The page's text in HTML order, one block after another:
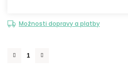
Možnosti dopravy a platby